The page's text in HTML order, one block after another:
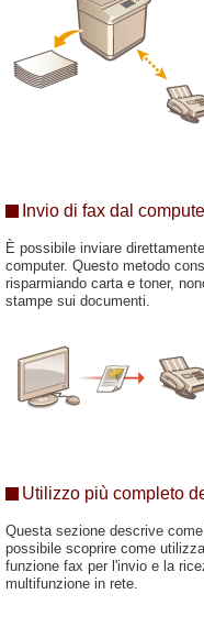
Invio di fax dal
È possibile inviare
computer. Questo metodo
risparmiando carta e toner,
stampe sui documenti.
Utilizzo più completo
Questa sezione descrive
possibile scoprire come
funzione fax per l'invio e la
multifunzione in rete.